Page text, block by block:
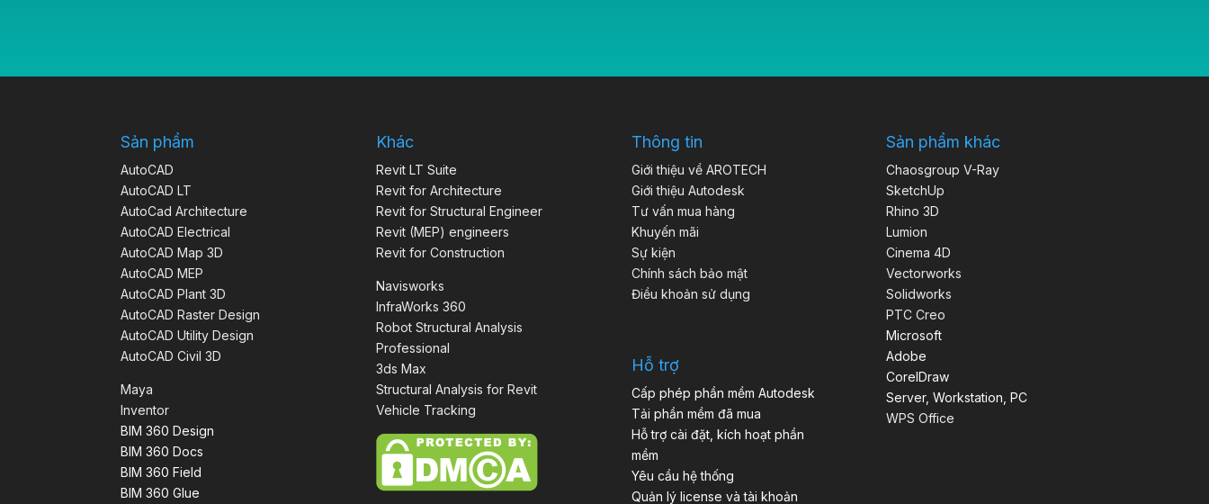
Sản phẩm
AutoCAD
AutoCAD LT
AutoCad Architecture
AutoCAD Electrical
AutoCAD Map 3D
AutoCAD MEP
AutoCAD Plant 3D
AutoCAD Raster Design
AutoCAD Utility Design
AutoCAD Civil 3D
Maya
Inventor
BIM 360 Design
BIM 360 Docs
BIM 360 Field
BIM 360 Glue
Khác
Revit LT Suite
Revit for Architecture
Revit for Structural Engineer
Revit (MEP) engineers
Revit for Construction
Navisworks
InfraWorks 360
Robot Structural Analysis
Professional
3ds Max
Structural Analysis for Revit
Vehicle Tracking
Thông tin
Giới thiệu về AROTECH
Giới thiệu Autodesk
Tư vấn mua hàng
Khuyến mãi
Sự kiện
Chính sách bảo mật
Điều khoản sử dụng
Hỗ trợ
Cấp phép phần mềm Autodesk
Tải phần mềm đã mua
Hỗ trợ cài đặt, kích hoạt phần
mềm
Yêu cầu hệ thống
Quản lý license và tài khoản
Sản phẩm khác
Chaosgroup V-Ray
SketchUp
Rhino 3D
Lumion
Cinema 4D
Vectorworks
Solidworks
PTC Creo
Microsoft
Adobe
CorelDraw
Server, Workstation, PC
WPS Office